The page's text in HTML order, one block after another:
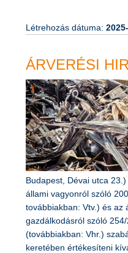
Létrehozás dátuma:
ÁRVERÉSI
Budapest, Dévai utca
állami vagyonról szóló
továbbiakban: Vtv.) és az
gazdálkodásról szóló
(továbbiakban: Vhr.)
keretében értékesíteni